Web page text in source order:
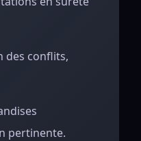
des conflits,
pertinente.